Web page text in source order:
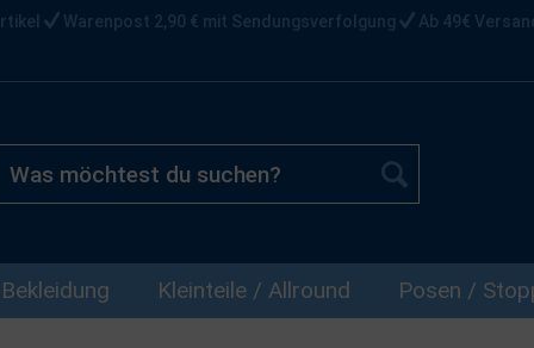
Warenpost 2,90 € mit Sendungsverfolgung Ab 49€
Bekleidung Kleinteile / Allround Posen /